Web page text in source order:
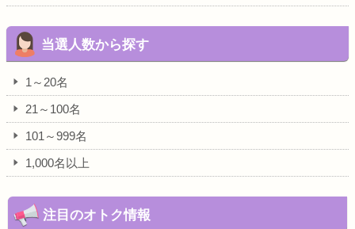
当選人数から探す
1～20名
21～100名
101～999名
1,000名以上
注目のオトク情報